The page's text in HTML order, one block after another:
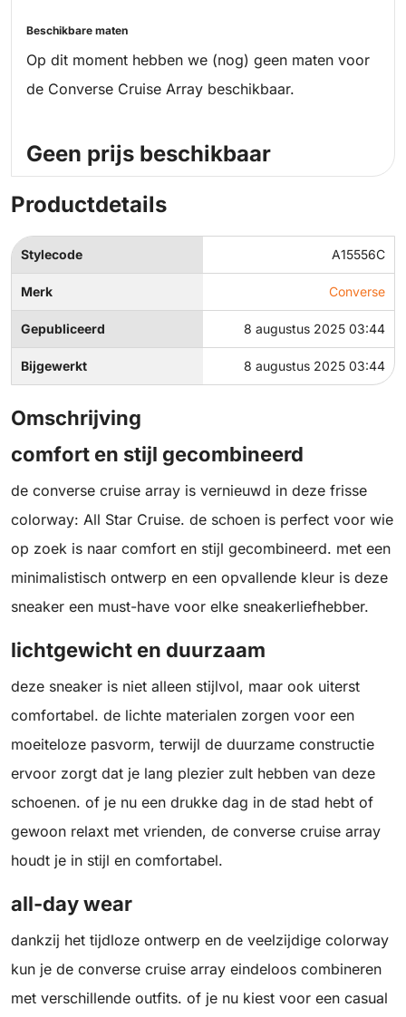
Beschikbare maten
Op dit moment hebben we (nog) geen maten voor
de Converse Cruise Array beschikbaar.
Geen prijs beschikbaar
Productdetails
Stylecode A15556C
Merk Converse
Gepubliceerd 8 augustus 2025 03:44
Bijgewerkt 8 augustus 2025 03:44
Omschrijving
comfort en stijl gecombineerd
de converse cruise array is vernieuwd in deze frisse
colorway: All Star Cruise. de schoen is perfect voor wie
op zoek is naar comfort en stijl gecombineerd. met een
minimalistisch ontwerp en een opvallende kleur is deze
sneaker een must-have voor elke sneakerliefhebber.
lichtgewicht en duurzaam
deze sneaker is niet alleen stijlvol, maar ook uiterst
comfortabel. de lichte materialen zorgen voor een
moeiteloze pasvorm, terwijl de duurzame constructie
ervoor zorgt dat je lang plezier zult hebben van deze
schoenen. of je nu een drukke dag in de stad hebt of
gewoon relaxt met vrienden, de converse cruise array
houdt je in stijl en comfortabel.
all-day wear
dankzij het tijdloze ontwerp en de veelzijdige colorway
kun je de converse cruise array eindeloos combineren
met verschillende outfits. of je nu kiest voor een casual